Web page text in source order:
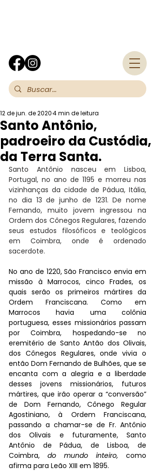
Santo Antônio,
padroeiro da Custódia,
da Terra Santa.
12 de jun. de 20204 min de leitura
Santo Antônio nasceu em Lisboa,
Portugal, no ano de 1195 e morreu nas
vizinhanças da cidade de Pádua, Itália,
no dia 13 de junho de 1231. De nome
Fernando, muito jovem ingressou na
Ordem dos Cônegos Regulares, fazendo
seus estudos filosóficos e teológicos
em Coimbra, onde é ordenado
sacerdote.
No ano de 1220, São Francisco envia em
missão à Marrocos, cinco Frades, os
quais serão os primeiros mártires da
Ordem Franciscana. Como em
Marrocos havia uma colônia
portuguesa, esses missionários passam
por Coimbra, hospedando-se no
eremitério de Santo Antão dos Olivais,
dos Cônegos Regulares, onde vivia o
então Dom Fernando de Bulhões, que se
encanta com a alegria e a liberdade
desses jovens missionários, futuros
mártires, que irão operar a “conversão”
de Dom Fernando, Cônego Regular
Agostiniano, à Ordem Franciscana,
passando a chamar-se de Fr. Antônio
dos Olivais e futuramente, Santo
Antônio de Pádua, de Lisboa, de
Coimbra, do mundo inteiro, como
afirma para Leão XIII em 1895.